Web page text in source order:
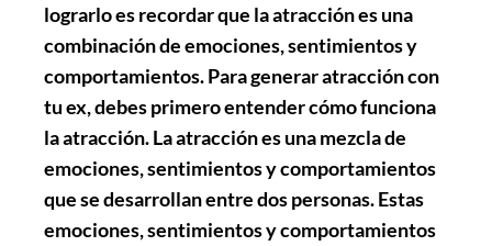
lograrlo es recordar que la atracción es una
combinación de emociones, sentimientos y
comportamientos. Para generar atracción con
tu ex, debes primero entender cómo funciona
la atracción. La atracción es una mezcla de
emociones, sentimientos y comportamientos
que se desarrollan entre dos personas. Estas
emociones, sentimientos y comportamientos